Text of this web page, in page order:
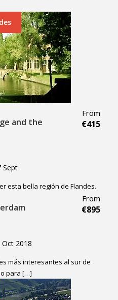
and the
From
€415
Sept
esta bella región de Flandes.
From
€895
2018
más interesantes al sur de
para […]